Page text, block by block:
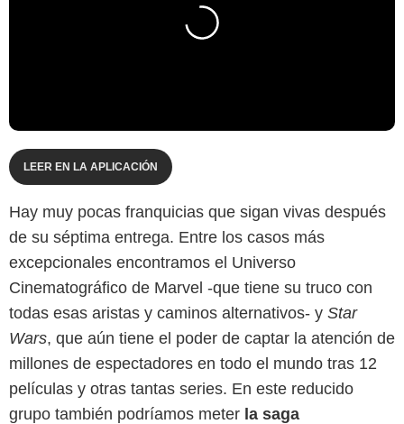
LEER EN LA APLICACIÓN
Hay muy pocas franquicias que sigan vivas después
de su séptima entrega. Entre los casos más
excepcionales encontramos el Universo
Cinematográfico de Marvel -que tiene su truco con
todas esas aristas y caminos alternativos- y Star
Wars, que aún tiene el poder de captar la atención de
millones de espectadores en todo el mundo tras 12
películas y otras tantas series. En este reducido
grupo también podríamos meter la saga